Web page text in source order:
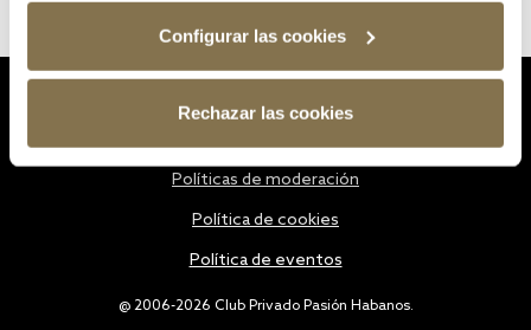
Configurar las cookies
Rechazar las cookies
@ 2006-2026 Club Privado Pasión Habanos.
Políticas de moderación
Política de cookies
Política de eventos